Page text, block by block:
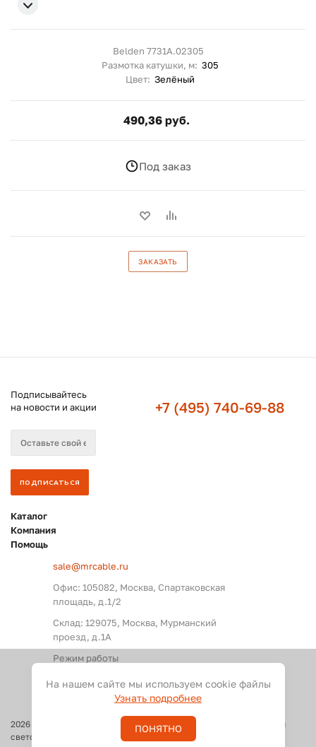
Belden 7731A.02305
Размотка катушки, м: 305
Цвет: Зелёный
490,36 руб.
Под заказ
ЗАКАЗАТЬ
Подписывайтесь
на новости и акции
+7 (495) 740-69-88
Каталог
Компания
Помощь
sale@mrcable.ru
Офис: 105082, Москва, Спартаковская
площадь, д.1/2
Склад: 129075, Москва, Мурманский
проезд, д.1А
Режим работы
2026
Оптовые поставки кабелей и разъемов для аудио, видео и
светового оборудования
На нашем сайте мы используем cookie файлы
Узнать подробнее
ПОНЯТНО